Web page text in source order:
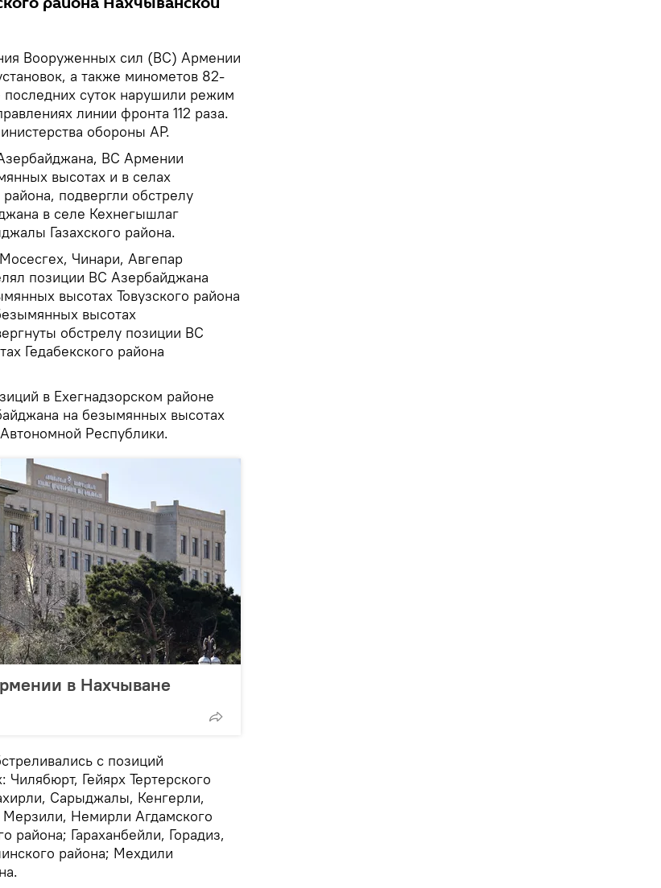
Вооруженных сил (ВС) Армении
а также минометов 82-
суток нарушили режим
линии фронта 112 раза.
обороны АР.
ВС Армении
высотах и в селах
подвергли обстрелу
в селе Кехнегышлаг
Газахского района.
Чинари, Авгепар
позиции ВС Азербайджана
высотах Товузского района
высотах
обстрелу позиции ВС
Гедабекского района
в Ехегнадзорском районе
на безымянных высотах
Республики.
в Нахчыване
с позиций
Гейярх Тертерского
Сарыджалы, Кенгерли,
Немирли Агдамского
района; Гараханбейли, Горадиз,
района; Мехдили